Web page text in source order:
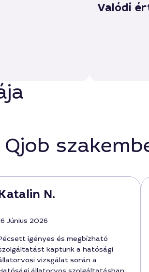
Valódi
N.
Június 2026
igényes és megbízható
kaptunk a hatósági
vizsgálat során a